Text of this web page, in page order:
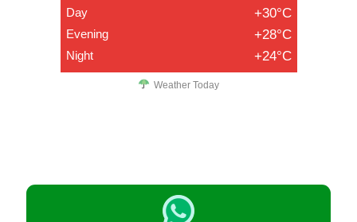
Day +30°C
Evening +28°C
Night +24°C
Weather Today